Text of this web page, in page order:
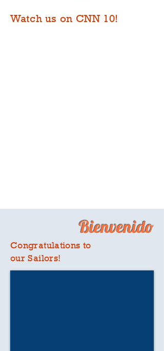
Watch us on CNN 10!
Bienvenido
Congratulations to
our Sailors!